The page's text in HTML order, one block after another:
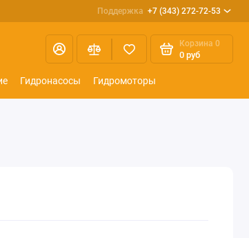
Поддержка +7 (343) 272-72-53
Корзина 0
0 руб
Гидронасосы Гидромоторы